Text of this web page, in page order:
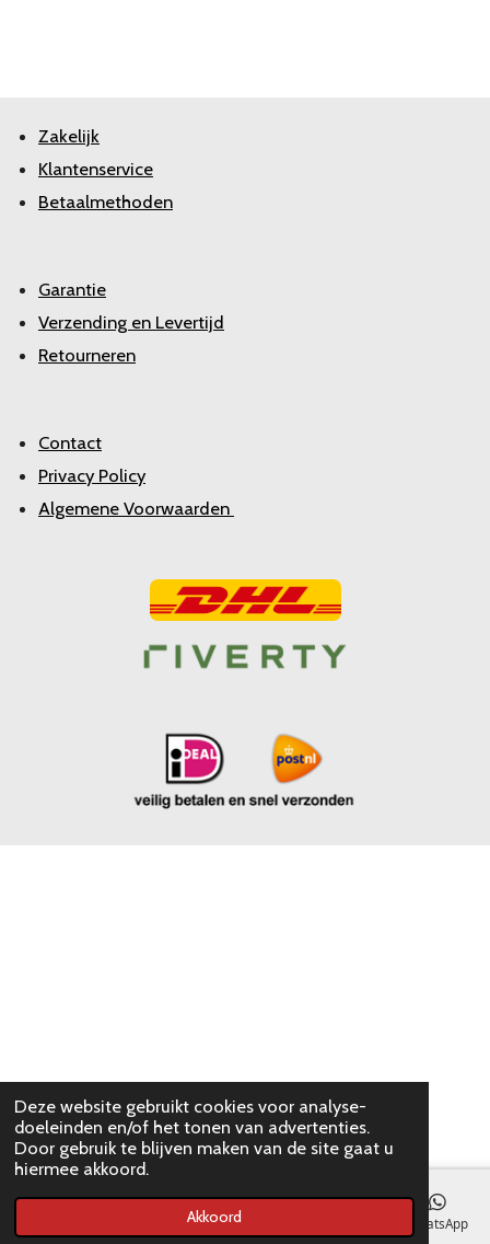
Deze website gebruikt cookies voor analyse-
doeleinden en/of het tonen van advertenties.
Door gebruik te blijven maken van de site gaat u
hiermee akkoord.
Akkoord
Zakelijk
Klantenservice
Betaalmethoden
Garantie
Verzending en Levertijd
Retourneren
Contact
Privacy Policy
Algemene Voorwaarden
E-mailadres WhatsApp